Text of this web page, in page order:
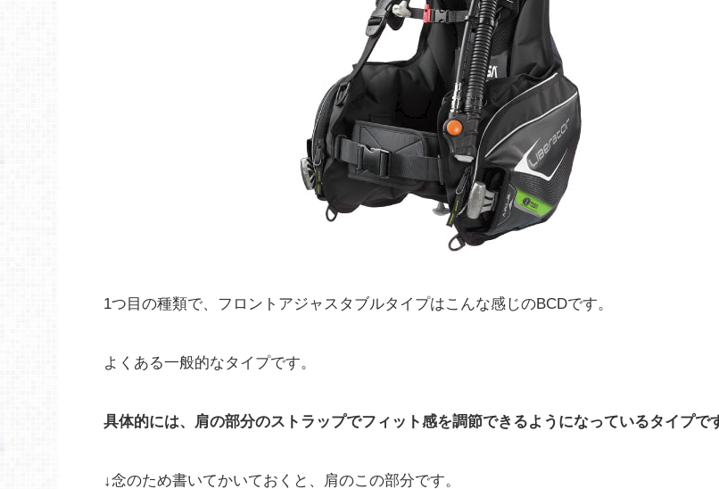
1つ目の種類で、フロントアジャスタブルタイプはこんな感じのBCDです。
よくある一般的なタイプです。
具体的には、肩の部分のストラップでフィット感を調節できるようになっているタイプで
↓念のため書いてかいておくと、肩のこの部分です。